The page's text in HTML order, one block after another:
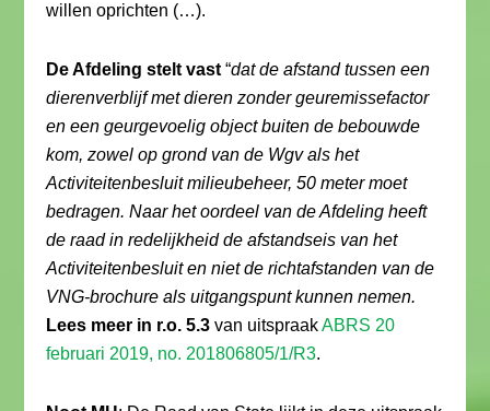
willen oprichten (…).
De Afdeling stelt vast “dat de afstand tussen een
dierenverblijf met dieren zonder geuremissefactor
en een geurgevoelig object buiten de bebouwde
kom, zowel op grond van de Wgv als het
Activiteitenbesluit milieubeheer, 50 meter moet
bedragen. Naar het oordeel van de Afdeling heeft
de raad in redelijkheid de afstandseis van het
Activiteitenbesluit en niet de richtafstanden van de
VNG-brochure als uitgangspunt kunnen nemen.
Lees meer in r.o. 5.3 van uitspraakABRS 20
februari 2019, no. 201806805/1/R3.